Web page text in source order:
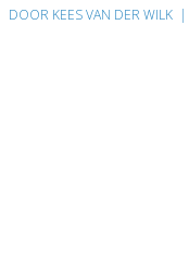
DOOR KEES VAN DER WILK |